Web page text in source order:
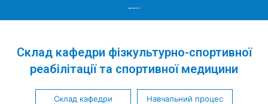
Menu
Склад кафедри фізкультурно-спортивної
реабілітації та спортивної медицини
Склад кафедри Навчальний процес